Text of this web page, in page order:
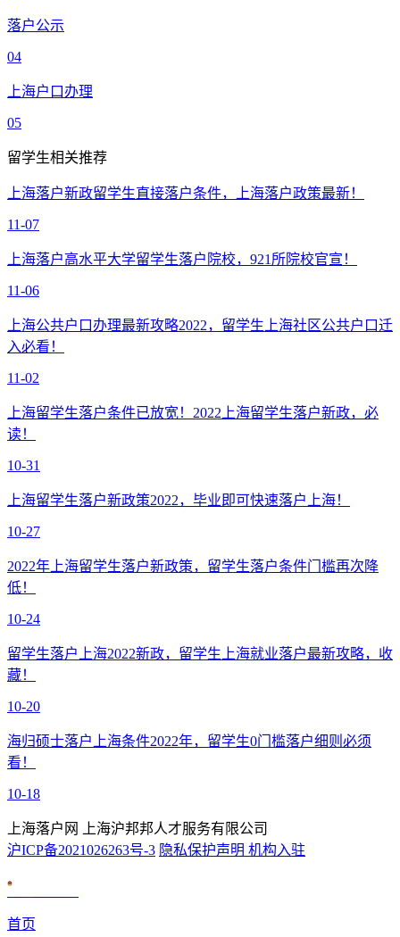
落户公示
04
上海户口办理
05
留学生相关推荐
上海落户新政留学生直接落户条件，上海落户政策最新！
11-07
上海落户高水平大学留学生落户院校，921所院校官宣！
11-06
上海公共户口办理最新攻略2022，留学生上海社区公共户口迁
入必看！
11-02
上海留学生落户条件已放宽！2022上海留学生落户新政，必
读！
10-31
上海留学生落户新政策2022，毕业即可快速落户上海！
10-27
2022年上海留学生落户新政策，留学生落户条件门槛再次降
低！
10-24
留学生落户上海2022新政，留学生上海就业落户最新攻略，收
藏！
10-20
海归硕士落户上海条件2022年，留学生0门槛落户细则必须
看！
10-18
上海落户网 上海沪邦邦人才服务有限公司
沪ICP备2021026263号-3 隐私保护声明 机构入驻
首页